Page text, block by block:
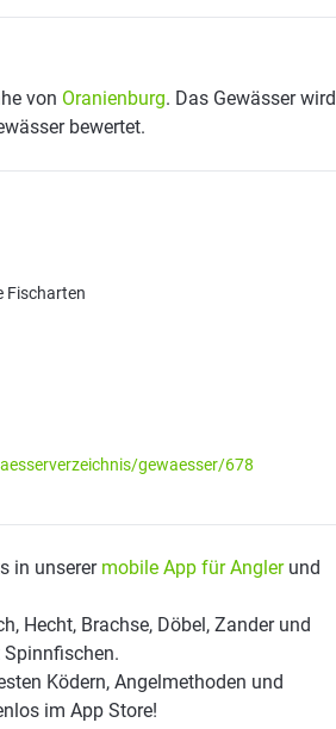
von Oranienburg. Das Gewässer wird
bewertet.
Fischarten
gewaesser/678
in unserer mobile App für Anglerund
Hecht, Brachse, Döbel, Zander und
Ködern, Angelmethoden und
im App Store!